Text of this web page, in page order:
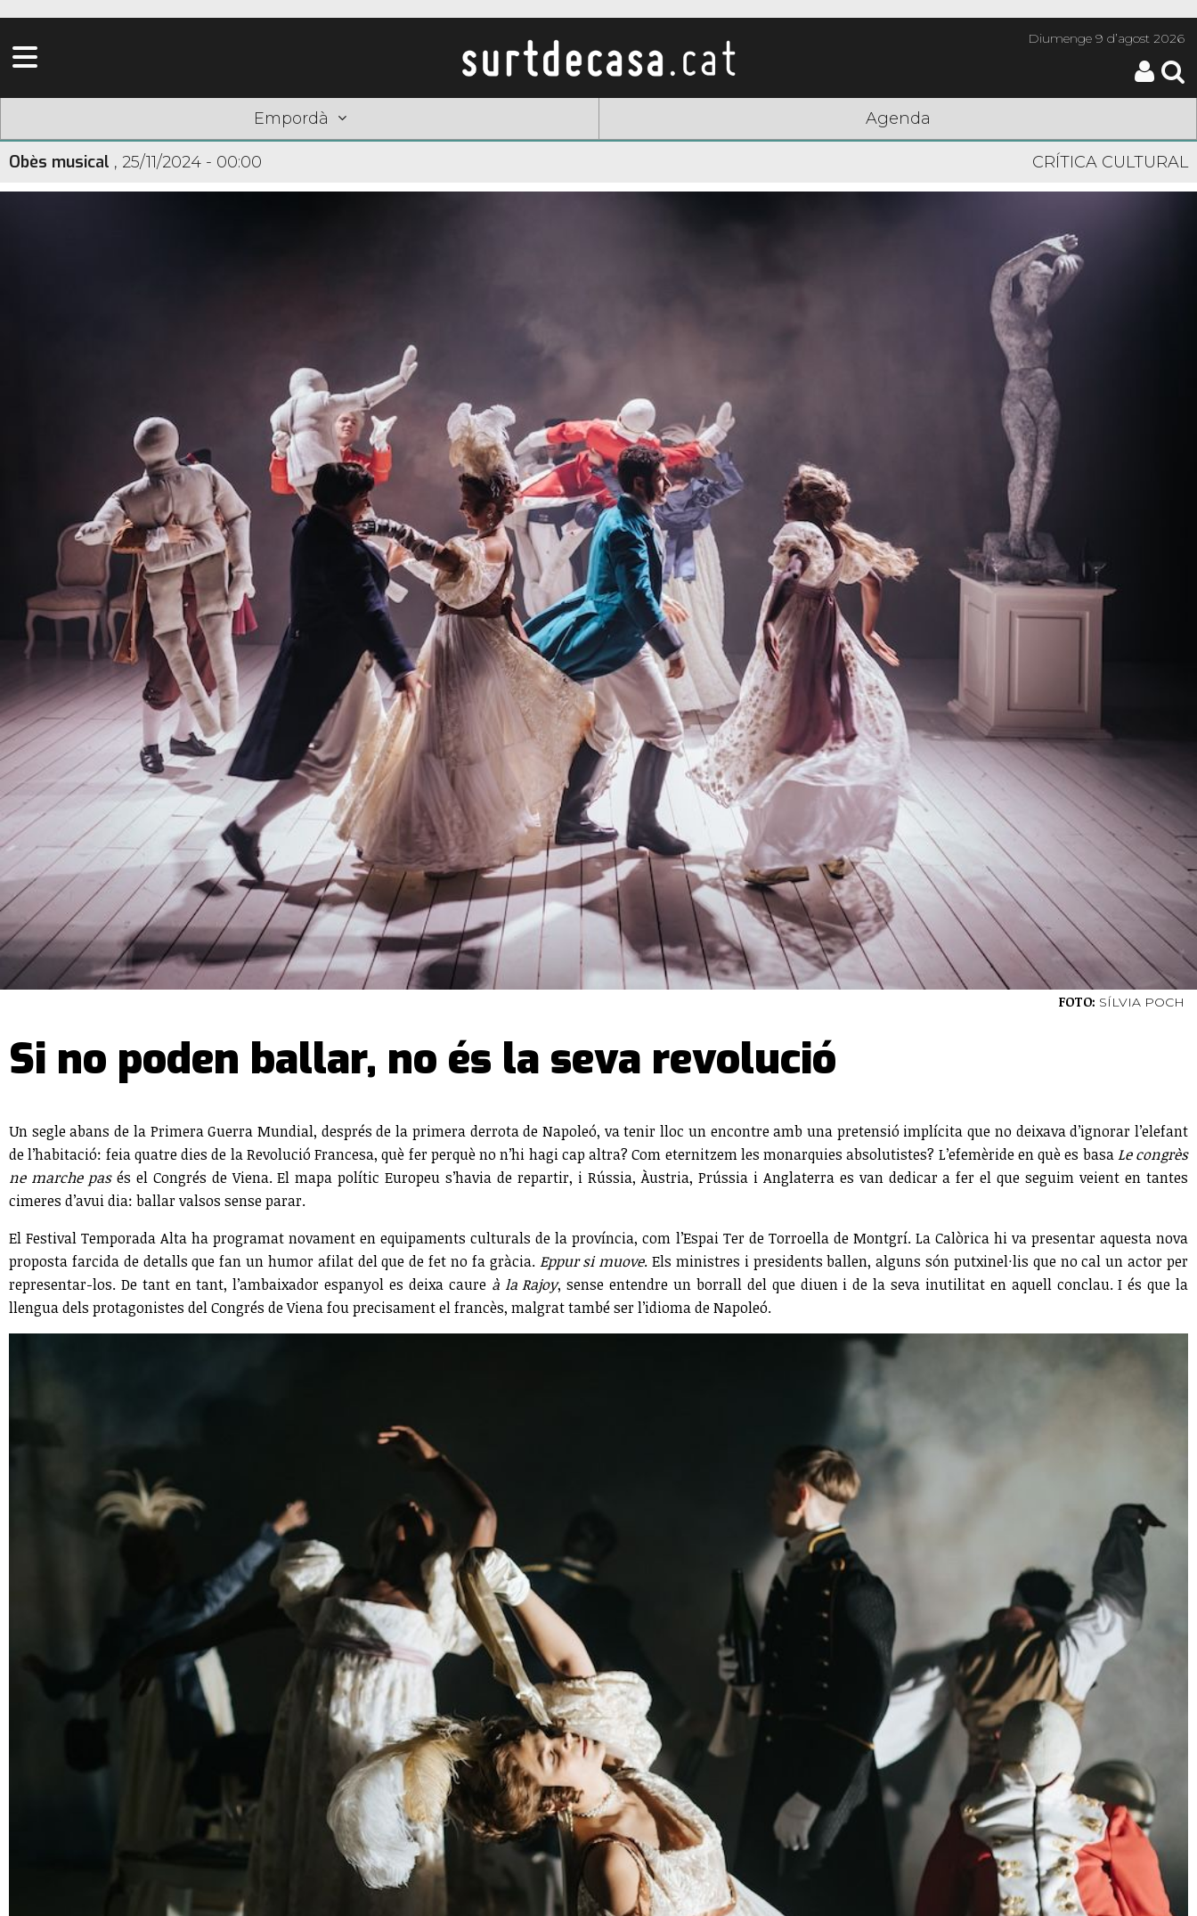
Diumenge9 d’agost 2026
Empordà Agenda
Obès musical , 25/11/2024 - 00:00 CRÍTICA CULTURAL
FOTO: SÍLVIA POCH
Si no poden ballar, no és la seva revolució
Un segle abans de la Primera Guerra Mundial, després de la primera derrota de Napoleó, va tenir lloc un encontre amb una pretensió implícita que no deixava d’ignorar l’elefant
de l’habitació: feia quatre dies de la Revolució Francesa, què fer perquè no n’hi hagi cap altra? Com eternitzem les monarquies absolutistes? L’efemèride en què es basaLe congrès
ne marche pasés el Congrés de Viena. El mapa polític Europeu s’havia de repartir, i Rússia, Àustria, Prússia i Anglaterra es van dedicar a fer el que seguim veient en tantes
cimeres d’avui dia: ballar valsos sense parar.
El Festival Temporada Alta ha programat novament en equipaments culturals de la província, com l’Espai Ter de Torroella de Montgrí. La Calòrica hi va presentar aquesta nova
proposta farcida de detalls que fan un humor afilat del que de fet no fa gràcia. Eppur si muove. Els ministres i presidents ballen, alguns són putxinel·lis que no cal un actor per
representar-los. De tant en tant, l’ambaixador espanyol es deixa caure à la Rajoy, sense entendre un borrall del que diuen i de la seva inutilitat en aquell conclau. I és que la
llengua dels protagonistes del Congrés de Viena fou precisament el francès, malgrat també ser l’idioma de Napoleó.